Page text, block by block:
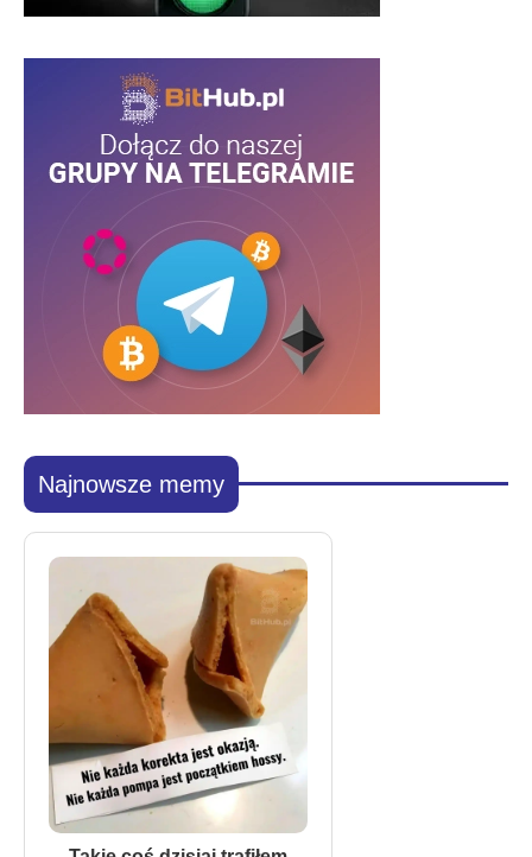
Najnowsze memy